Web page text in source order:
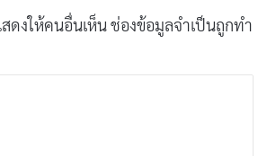
แต่ให้ความบันเทิงด้วยฉากแอ็กชันและ
ท้อนถึงคุณค่าของครอบครัว ความกล้า
ดงให้คนอื่นเห็นช่องข้อมูลจำเป็นถูกทำ